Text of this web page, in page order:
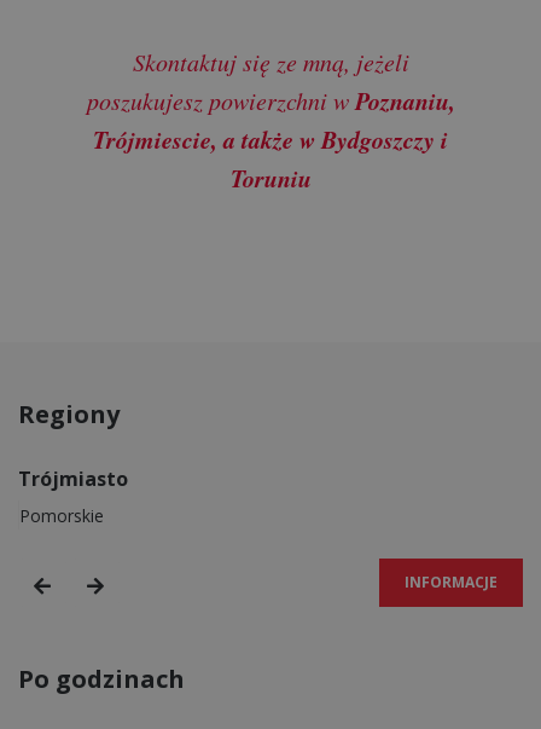
Skontaktuj się ze mną, jeżeli
poszukujesz powierzchni wPoznaniu,
Trójmiescie, a także w Bydgoszczy i
Toruniu
Regiony
Trójmiasto
Pomorskie
INFORMACJE
Po godzinach